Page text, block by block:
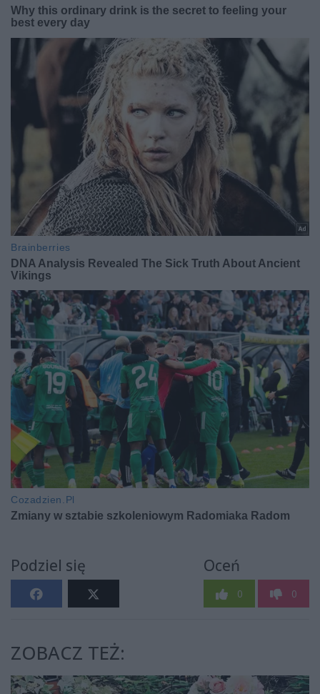
Podziel się Oceń
0 0
ZOBACZ TEŻ: